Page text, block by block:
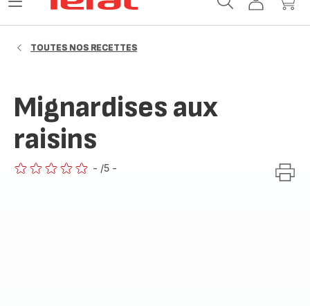
MonMon
Ouvrir
TOUTES NOS RECETTES
Mignardises aux
raisins
- /5 -